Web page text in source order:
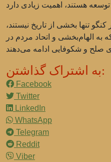
تنها بخشی از تاریخ نیستند،
به الهام‌بخشی و اتحاد مردم در
به اشتراک گذاشتن:
Facebook
Twitter
LinkedIn
WhatsApp
Telegram
Reddit
Viber